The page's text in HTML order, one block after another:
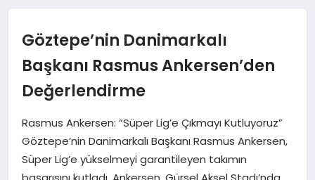
TEKNOLOJI
EĞITIM
MAGAZIN
Göztepe’nin Danimarkalı
Başkanı Rasmus Ankersen’den
Değerlendirme
Rasmus Ankersen: “Süper Lig’e Çıkmayı Kutluyoruz”
Göztepe’nin Danimarkalı Başkanı Rasmus Ankersen,
Süper Lig’e yükselmeyi garantileyen takımın